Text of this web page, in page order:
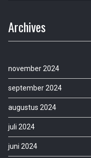
Archives
november 2024
september 2024
augustus 2024
juli 2024
juni 2024